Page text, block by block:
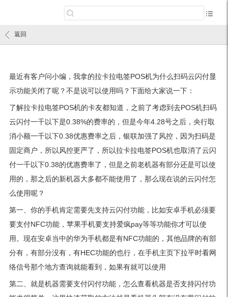
返回
最近有客户问小编，我拿的拉卡拉电签POS机为什么扫码云闪付显
示功能关闭了呢？不是说可以使用吗？下面给大家说一下：
了解拉卡拉电签POS机的卡友都知道，之前了考虑到去POS机扫码
云闪付一千以下是0.38%的费率的，但是今年4.28号之后，央行取
消小额一千以下0.38优惠费率之后，银联加强了风控，因为扫码是
固定商户，所以风控更严了，所以拉卡拉电签POS机也取消了云闪
付一千以下0.38的优惠费率了，但是之前老机器有部分还是可以使
用的，那之后的新机器大多都不能使用了，那么现在说的云闪付怎
么使用呢？
第一、你的手机肯定需要先支持云闪付功能，比如安卓手机必须要
要支付NFC功能，苹果手机要支持爱疯pay等等功能你才可以使
用。现在安卓当中的华为手机都是有NFC功能的，其他品牌的有部
分有，有部分没有，有HEC功能的也行，在手机主页下拉平时看网
络信号那个地方查询就能看到，如果有就可以使用
第二、就是机器需要支付闪付功能，怎么查看机器是否支持闪付功